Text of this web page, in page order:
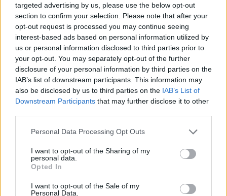
targeted advertising by us, please use the below opt-out
section to confirm your selection. Please note that after your
opt-out request is processed you may continue seeing
interest-based ads based on personal information utilized by
us or personal information disclosed to third parties prior to
your opt-out. You may separately opt-out of the further
disclosure of your personal information by third parties on the
IAB’s list of downstream participants. This information may
also be disclosed by us to third parties on the IAB’s List of
Downstream Participants that may further disclose it to other
Please note that this website/app uses one or more Google
not limited to your visit or usage behaviour. You may click to
grant or deny consent to Google and its third-party tags to
use your data for below specified purposes in below Google
consent section.
Personal Data Processing Opt Outs
I want to opt-out of the Sharing of my
personal data.
Opted In
I want to opt-out of the Sale of my
Personal Data.
Gone Home - most teljesen ingyen letöltheted
A Fullbright interaktív felfedezős játékát mindenki ingyen és
bérmentve zsákolhatja be a hétvégén.